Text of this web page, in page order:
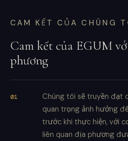
CAM KẾT CỦA CHÚNG
Cam kết của EGUM
phương
Chúng tôi sẽ truyền đạt
quan trọng ảnh hưởng
trước khi thực hiện, với
liên quan địa phương